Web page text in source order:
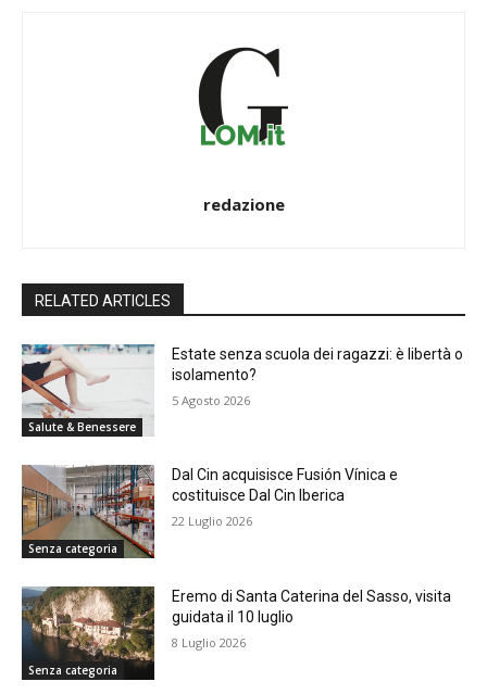
redazione
RELATED ARTICLES
Salute & Benessere
Estate senza scuola dei ragazzi: è libertà o
isolamento?
5 Agosto 2026
Senza categoria
Dal Cin acquisisce Fusión Vínica e
costituisce Dal Cin Iberica
22 Luglio 2026
Senza categoria
Eremo di Santa Caterina del Sasso, visita
guidata il 10 luglio
8 Luglio 2026